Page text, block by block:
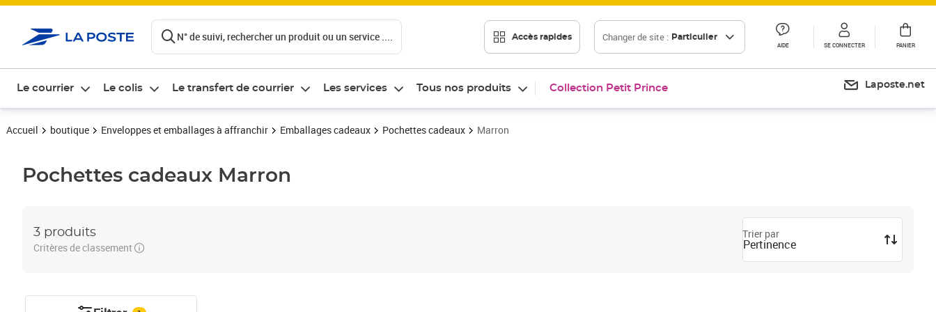
N° de suivi, rechercher un produit ou un service .... Accès rapides Changer de site : Particulier
AIDE SE CONNECTER PANIER
Le courrier Le colis Le transfert de courrier Les services Tous nos produits Collection Petit Prince Laposte.net
Accueil boutique Enveloppes et emballages à affranchir Emballages cadeaux Pochettes cadeaux Marron
Pochettes cadeaux Marron
3 produits
Critères de classement
Trier par
Pertinence